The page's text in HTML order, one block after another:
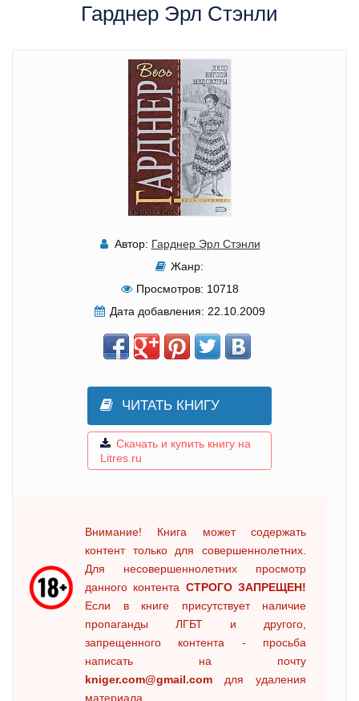
Гарднер Эрл Стэнли
Автор: Гарднер Эрл Стэнли
Жанр:
Просмотров: 10718
Дата добавления: 22.10.2009
ЧИТАТЬ КНИГУ
Скачать и купить книгу на
Litres.ru
Внимание! Книга может содержать
контент только для совершеннолетних.
Для несовершеннолетних просмотр
данного контента СТРОГО ЗАПРЕЩЕН!
Если в книге присутствует наличие
пропаганды ЛГБТ и другого,
запрещенного контента - просьба
написать на почту
kniger.com@gmail.com для удаления
материала